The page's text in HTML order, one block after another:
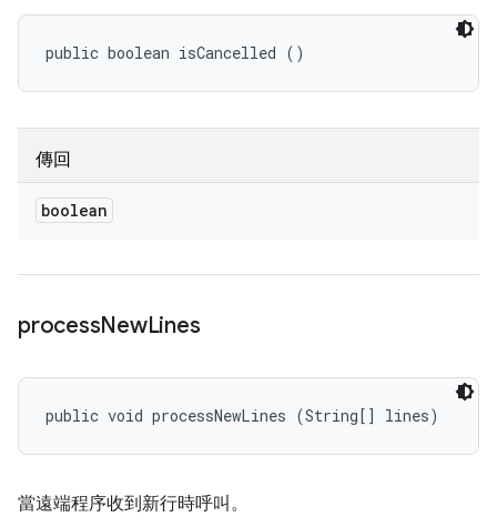
public boolean isCancelled ()
傳回
boolean
processNewLines
public void processNewLines (String[] lines)
當遠端程序收到新行時呼叫。